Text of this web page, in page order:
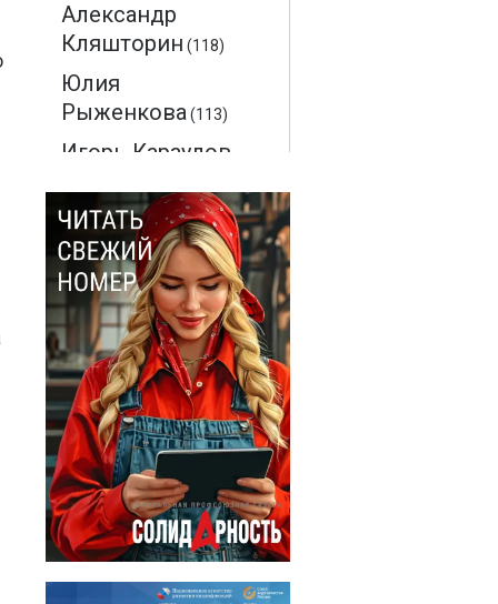
Александр
Кляшторин (118)
Юлия
Рыженкова(113)
Игорь Караулов
Максим
Макаренков(52)
Монте-Кристо
(40)
Ольга
Соловьева(28)
Эдмон Дантес
(28)
Наталья
Кочемина(23)
Вадим